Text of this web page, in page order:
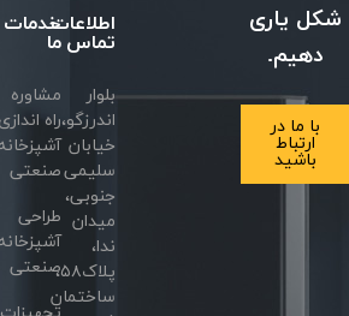
شکل یاری
دهیم.
با ما در
ارتباط
باشید
اطلاعات
تماس
بلوار
اندرزگو،
خیابان
سلیمی
جنوبی،
میدان
ندا،
پلاک۵۸،
ساختمان
خدمات
ما
مشاوره
راه اندازی
صنعتی
طراحی
صنعتی